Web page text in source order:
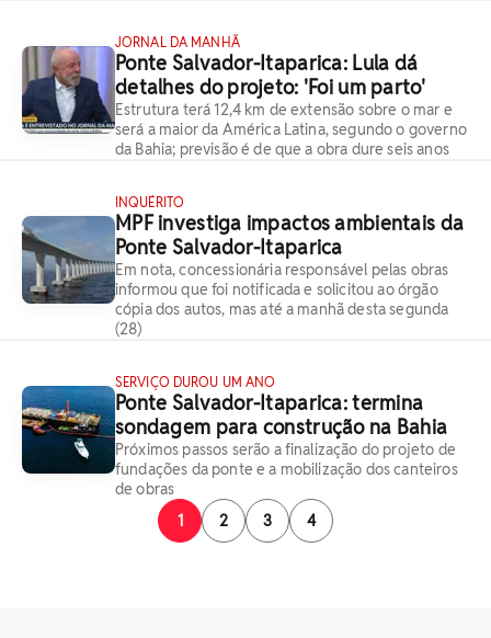
JORNAL DA MANHÃ
Ponte Salvador-Itaparica: Lula dá
detalhes do projeto: 'Foi um parto'
Estrutura terá 12,4 km de extensão sobre o mar e
será a maior da América Latina, segundo o governo
da Bahia; previsão é de que a obra dure seis anos
INQUÉRITO
MPF investiga impactos ambientais da
Ponte Salvador-Itaparica
Em nota, concessionária responsável pelas obras
informou que foi notificada e solicitou ao órgão
cópia dos autos, mas até a manhã desta segunda
(28)
SERVIÇO DUROU UM ANO
Ponte Salvador-Itaparica: termina
sondagem para construção na Bahia
Próximos passos serão a finalização do projeto de
fundações da ponte e a mobilização dos canteiros
de obras
1
2 3 4